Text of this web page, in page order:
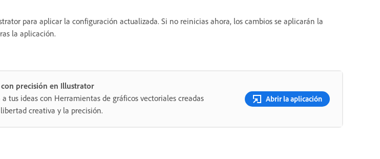
para aplicar la configuración actualizada. Si no reinicias ahora, los cambios se aplicarán la
la aplicación.
con precisión en Illustrator
a tus ideas con Herramientas de gráficos vectoriales creadas
creativa y la precisión.
Abrir la aplicación